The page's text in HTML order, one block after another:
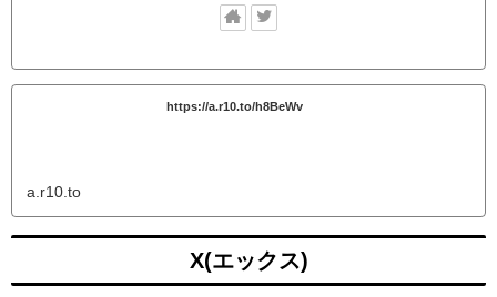
https://a.r10.to/h8BeWv
a.r10.to
X(エックス)